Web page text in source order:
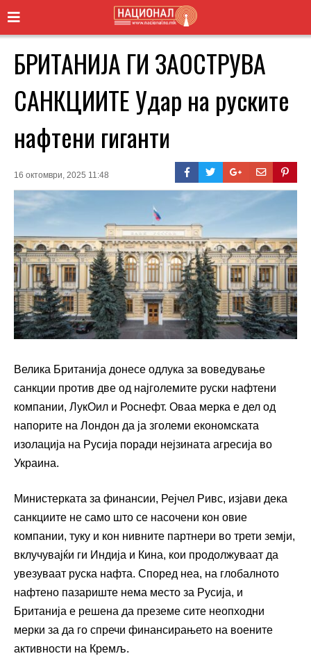
БРИТАНИЈА ГИ ЗАОСТРУВА
САНКЦИИТЕ Удар на руските
нафтени гиганти
16 октомври, 2025 11:48
Велика Британија донесе одлука за воведување
санкции против две од најголемите руски нафтени
компании, ЛукОил и Роснефт. Оваа мерка е дел од
напорите на Лондон да ја зголеми економската
изолација на Русија поради нејзината агресија во
Украина.
Министерката за финансии, Рејчел Ривс, изјави дека
санкциите не само што се насочени кон овие
компании, туку и кон нивните партнери во трети земји,
вклучувајќи ги Индија и Кина, кои продолжуваат да
увезуваат руска нафта. Според неа, на глобалното
нафтено пазариште нема место за Русија, и
Британија е решена да преземе сите неопходни
мерки за да го спречи финансирањето на воените
активности на Кремљ.